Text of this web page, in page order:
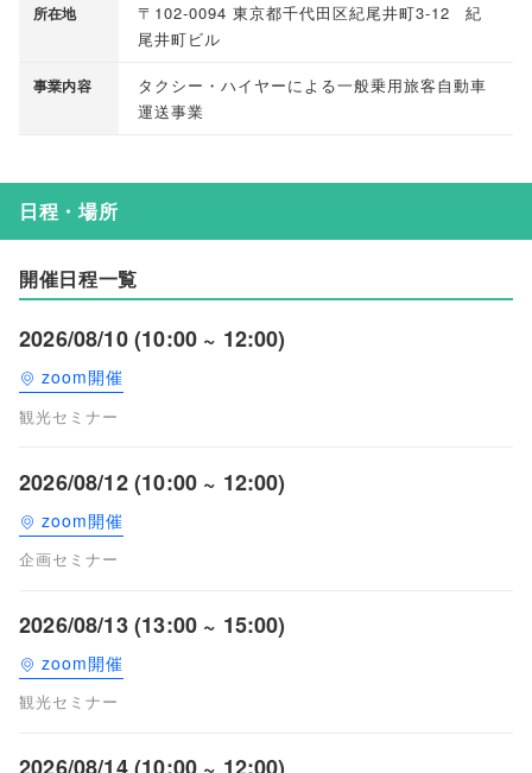
所在地
〒102-0094 東京都千代田区紀尾井町3-12 紀
尾井町ビル
事業内容
タクシー・ハイヤーによる一般乗用旅客自動車
運送事業
日程・場所
開催日程一覧
2026/08/10 (10:00 ~ 12:00)
zoom開催
観光セミナー
2026/08/12 (10:00 ~ 12:00)
zoom開催
企画セミナー
2026/08/13 (13:00 ~ 15:00)
zoom開催
観光セミナー